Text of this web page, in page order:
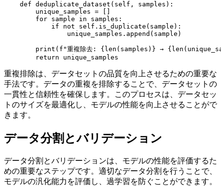
    def deduplicate_dataset(self, samples):
        unique_samples = []
        for sample in samples:
            if not self.is_duplicate(sample):
                unique_samples.append(sample)
print(f"重複除去: {len(samples)} →
重複排除は、データセットの品質を向上させるための重要な
手法です。データの重複を排除することで、データセットの
一貫性と信頼性を確保します。このプロセスは、データセッ
トのサイズを最適化し、モデルの性能を向上させることがで
きます。
データ分割とバリデーション
データ分割とバリデーションは、モデルの性能を評価するた
めの重要なステップです。適切なデータ分割を行うことで、
モデルの汎化能力を評価し、過学習を防ぐことができます。